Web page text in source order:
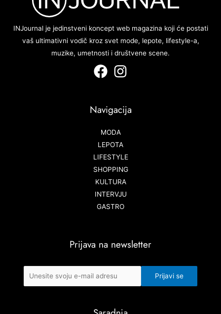
INJournal je jedinstveni koncept web magazina koji će postati
vaš ultimativni vodič kroz svet mode, lepote, lifestyle-a,
muzike, umetnosti i društvene scene.
Navigacija
MODA
LEPOTA
LIFESTYLE
SHOPPING
KULTURA
INTERVJU
GASTRO
Prijava na newsletter